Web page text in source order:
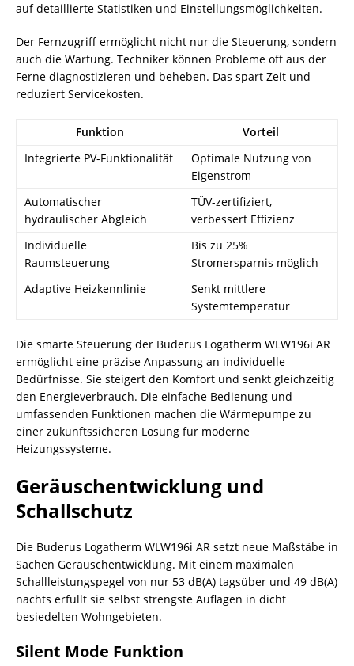
auf detaillierte Statistiken und Einstellungsmöglichkeiten.
Der Fernzugriff ermöglicht nicht nur die Steuerung, sondern
auch die Wartung. Techniker können Probleme oft aus der
Ferne diagnostizieren und beheben. Das spart Zeit und
reduziert Servicekosten.
Funktion
Vorteil
Integrierte PV-Funktionalität
Optimale Nutzung von
Eigenstrom
Automatischer
hydraulischer Abgleich
TÜV-zertifiziert,
verbessert Effizienz
Individuelle
Raumsteuerung
Bis zu 25%
Stromersparnis möglich
Adaptive Heizkennlinie
Senkt mittlere
Systemtemperatur
Die smarte Steuerung der Buderus Logatherm WLW196i AR
ermöglicht eine präzise Anpassung an individuelle
Bedürfnisse. Sie steigert den Komfort und senkt gleichzeitig
den Energieverbrauch. Die einfache Bedienung und
umfassenden Funktionen machen die Wärmepumpe zu
einer zukunftssicheren Lösung für moderne
Heizungssysteme.
Geräuschentwicklung und
Schallschutz
Die Buderus Logatherm WLW196i AR setzt neue Maßstäbe in
Sachen Geräuschentwicklung. Mit einem maximalen
Schallleistungspegel von nur 53 dB(A) tagsüber und 49 dB(A)
nachts erfüllt sie selbst strengste Auflagen in dicht
besiedelten Wohngebieten.
Silent Mode Funktion